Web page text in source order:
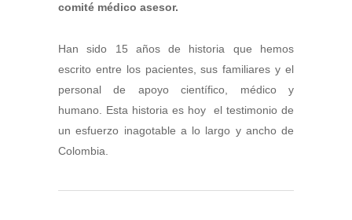
comité médico asesor.
Han sido 15 años de historia que hemos
escrito entre los pacientes, sus familiares y el
personal de apoyo científico, médico y
humano. Esta historia es hoy el testimonio de
un esfuerzo inagotable a lo largo y ancho de
Colombia.